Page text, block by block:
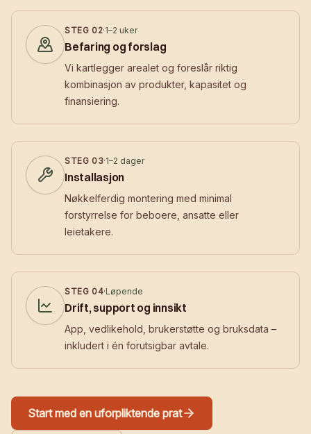
STEG 02·1–2 uker
Befaring og forslag
Vi kartlegger arealet og foreslår riktig
kombinasjon av produkter, kapasitet og
finansiering.
STEG 03·1–2 dager
Installasjon
Nøkkelferdig montering med minimal
forstyrrelse for beboere, ansatte eller
leietakere.
STEG 04·Løpende
Drift, support og innsikt
App, vedlikehold, brukerstøtte og bruksdata –
inkludert i én forutsigbar avtale.
Start med en uforpliktende prat